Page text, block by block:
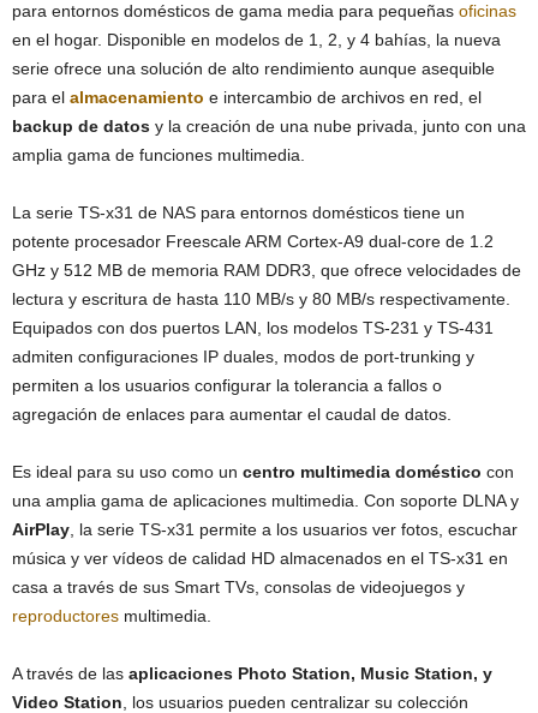
para entornos domésticos de gama media para pequeñas oficinas
en el hogar. Disponible en modelos de 1, 2, y 4 bahías, la nueva
serie ofrece una solución de alto rendimiento aunque asequible
para el almacenamiento e intercambio de archivos en red, el
backup de datos y la creación de una nube privada, junto con una
amplia gama de funciones multimedia.
La serie TS-x31 de NAS para entornos domésticos tiene un
potente procesador Freescale ARM Cortex-A9 dual-core de 1.2
GHz y 512 MB de memoria RAM DDR3, que ofrece velocidades de
lectura y escritura de hasta 110 MB/s y 80 MB/s respectivamente.
Equipados con dos puertos LAN, los modelos TS-231 y TS-431
admiten configuraciones IP duales, modos de port-trunking y
permiten a los usuarios configurar la tolerancia a fallos o
agregación de enlaces para aumentar el caudal de datos.
Es ideal para su uso como un centro multimedia doméstico con
una amplia gama de aplicaciones multimedia. Con soporte DLNA y
AirPlay , la serie TS-x31 permite a los usuarios ver fotos, escuchar
música y ver vídeos de calidad HD almacenados en el TS-x31 en
casa a través de sus Smart TVs, consolas de videojuegos y
reproductores multimedia.
A través de las aplicaciones Photo Station, Music Station, y
Video Station , los usuarios pueden centralizar su colección